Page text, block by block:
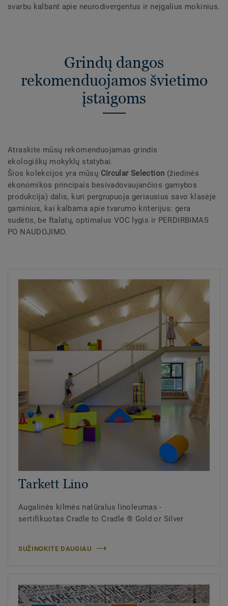
svarbu kalbant apie neurodivergentus ir neįgalius mokinius.
Grindų dangos
rekomenduojamos švietimo
įstaigoms
Atraskite mūsų rekomenduojamas grindis
ekologiškų mokyklų statybai.
Šios kolekcijos yra mūsų Circular Selection (žiedinės
ekonomikos principais besivadovaujančios gamybos
produkcija) dalis, kuri pergrupuoja geriausius savo klasėje
gaminius, kai kalbama apie tvarumo kriterijus: gera
sudėtis, be ftalatų, optimalus VOC lygis ir PERDIRBIMAS
PO NAUDOJIMO.
Tarkett Lino
Augalinės kilmės natūralus linoleumas -
sertifikuotas Cradle to Cradle ® Gold or Silver
SUŽINOKITE DAUGIAU